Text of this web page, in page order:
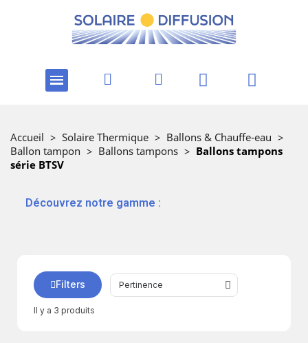
Accueil > Solaire Thermique > Ballons & Chauffe-eau >
Ballon tampon > Ballons tampons > Ballons tampons
série BTSV
‎ ‎ ‎‎ ‎Découvrez notre gamme :
Il y a 3 produits
Filters